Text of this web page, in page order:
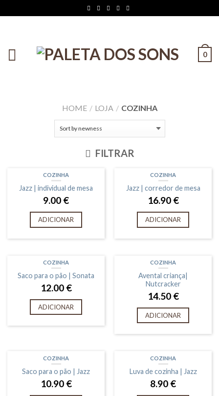
0
HOME / LOJA / COZINHA
FILTRAR
COZINHA
Jazz | individual de mesa
9.00 €
ADICIONAR
COZINHA
Jazz | corredor de mesa
16.90 €
ADICIONAR
COZINHA
Saco para o pão | Sonata
12.00 €
ADICIONAR
COZINHA
Avental criança|
Nutcracker
14.50 €
ADICIONAR
COZINHA
Saco para o pão | Jazz
10.90 €
COZINHA
Luva de cozinha | Jazz
8.90 €